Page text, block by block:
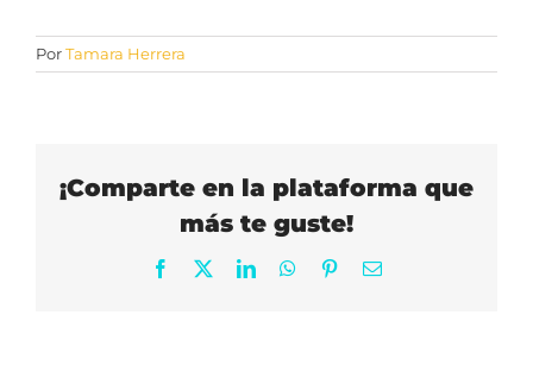
PorTamara Herrera
¡Comparte en la plataforma que
más te guste!
Facebook LinkedInWhatsApp
PinterestCorreo